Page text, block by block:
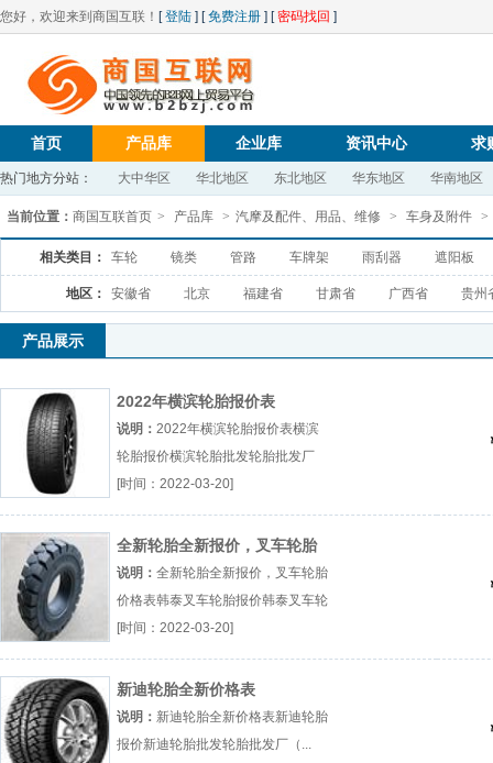
您好，欢迎来到商国互联！ [登陆 ] [免费注册 ] [密码找回 ]
首页 产品库 企业库 资讯中心 求
热门地方分站： 大中华区 华北地区 东北地区 华东地区 华南地区
当前位置： 商国互联首页 > 产品库 > 汽摩及配件、用品、维修 > 车身及附件 >
相关类目： 车轮 镜类 管路 车牌架 雨刮器 遮阳板
地区： 安徽省 北京 福建省 甘肃省 广西省 贵州
产品展示
2022年横滨轮胎报价表
说明： 2022年横滨轮胎报价表横滨
轮胎报价横滨轮胎批发轮胎批发厂
（...『横滨轮胎报价』
[时间：2022-03-20]
全新轮胎全新报价，叉车轮胎
价格表
说明： 全新轮胎全新报价，叉车轮胎
价格表韩泰叉车轮胎报价韩泰叉车轮
胎批发叉车轮胎批发厂（...『韩泰叉
车轮胎报价』
[时间：2022-03-20]
新迪轮胎全新价格表
说明： 新迪轮胎全新价格表新迪轮胎
报价新迪轮胎批发轮胎批发厂（...